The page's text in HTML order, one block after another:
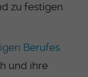
zu festigen.
Berufes
und ihre